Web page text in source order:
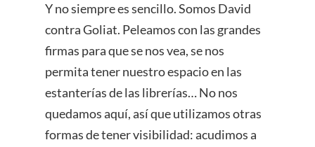
Y no siempre es sencillo. Somos David
contra Goliat. Peleamos con las grandes
firmas para que se nos vea, se nos
permita tener nuestro espacio en las
estanterías de las librerías… No nos
quedamos aquí, así que utilizamos otras
formas de tener visibilidad: acudimos a